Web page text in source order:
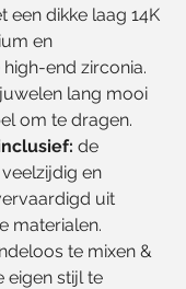
een dikke laag 14K
en
end zirconia.
lang mooi
om te dragen.
de
en
uit
materialen.
te mixen &
eigen stijl te